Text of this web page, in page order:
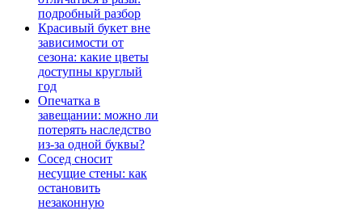
подробный разбор
Красивый букет вне
зависимости от
сезона: какие цветы
доступны круглый
год
Опечатка в
завещании: можно ли
потерять наследство
из-за одной буквы?
Сосед сносит
несущие стены: как
остановить
незаконную